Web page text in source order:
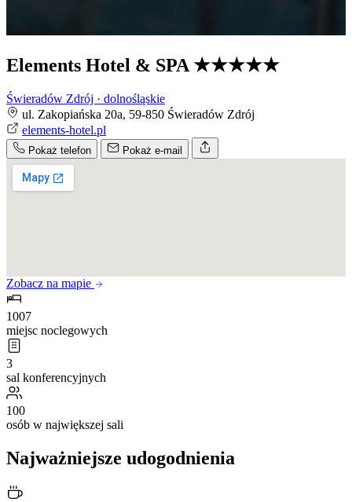
Elements Hotel & SPA ★★★★★
Świeradów Zdrój · dolnośląskie
ul. Zakopiańska 20a, 59-850 Świeradów Zdrój
elements-hotel.pl
Pokaż telefon Pokaż e-mail
Zobacz na mapie
1007
miejsc noclegowych
3
sal konferencyjnych
100
osób w największej sali
Najważniejsze udogodnienia